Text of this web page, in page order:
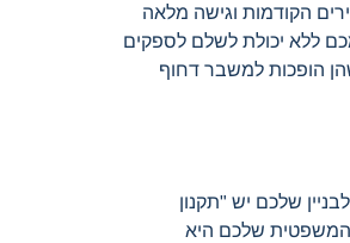
הקודמות וגישה מלאה
ללא יכולת לשלם לספקים
הופכות למשבר דחוף
שלכם יש "תקנון
המשפטית שלכם היא